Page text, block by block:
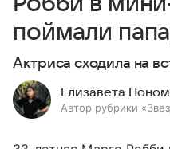
поймали
Актриса сходила на
Елизавета
Автор рубрики